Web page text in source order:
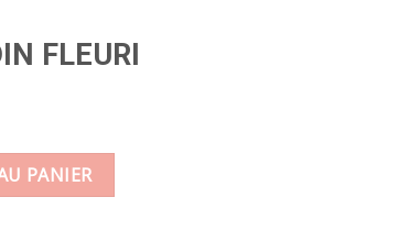
FLEURI
FLEURI
PANIER